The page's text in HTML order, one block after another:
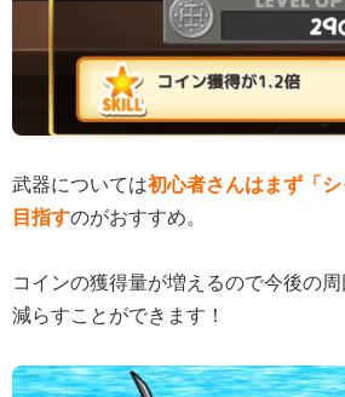
武器については初心者さんはまず「
目指すのがおすすめ。
コインの獲得量が増えるので今後の
減らすことができます！